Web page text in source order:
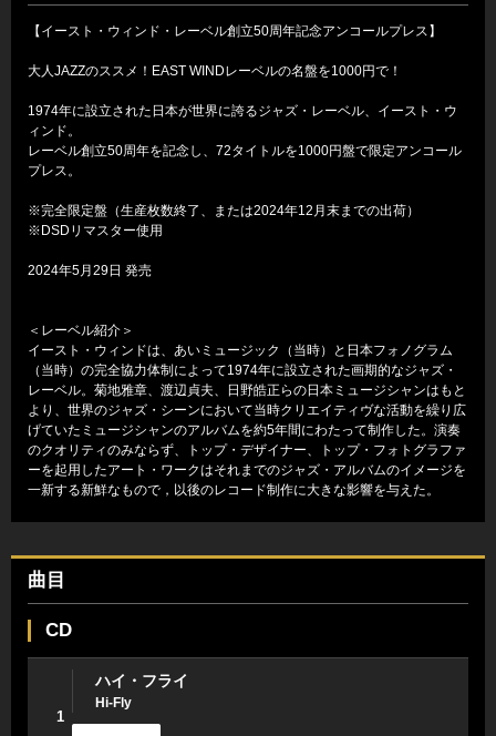
【イースト・ウィンド・レーベル創立50周年記念アンコールプレス】
大人JAZZのススメ！EAST WINDレーベルの名盤を1000円で！
1974年に設立された日本が世界に誇るジャズ・レーベル、イースト・ウ
ィンド。
レーベル創立50周年を記念し、72タイトルを1000円盤で限定アンコール
プレス。
※完全限定盤（生産枚数終了、または2024年12月末までの出荷）
※DSDリマスター使用
2024年5月29日 発売
＜レーベル紹介＞
イースト・ウィンドは、あいミュージック（当時）と日本フォノグラム
（当時）の完全協力体制によって1974年に設立された画期的なジャズ・
レーベル。菊地雅章、渡辺貞夫、日野皓正らの日本ミュージシャンはもと
より、世界のジャズ・シーンにおいて当時クリエイティヴな活動を繰り広
げていたミュージシャンのアルバムを約5年間にわたって制作した。演奏
のクオリティのみならず、トップ・デザイナー、トップ・フォトグラファ
ーを起用したアート・ワークはそれまでのジャズ・アルバムのイメージを
一新する新鮮なもので，以後のレコード制作に大きな影響を与えた。
曲目
CD
1
ハイ・フライ
Hi-Fly